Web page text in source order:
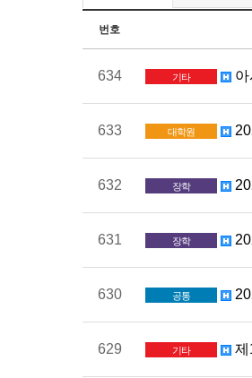
번호
634 기타
633 대학원
632 장학
631 장학
630 공통
629 기타 제